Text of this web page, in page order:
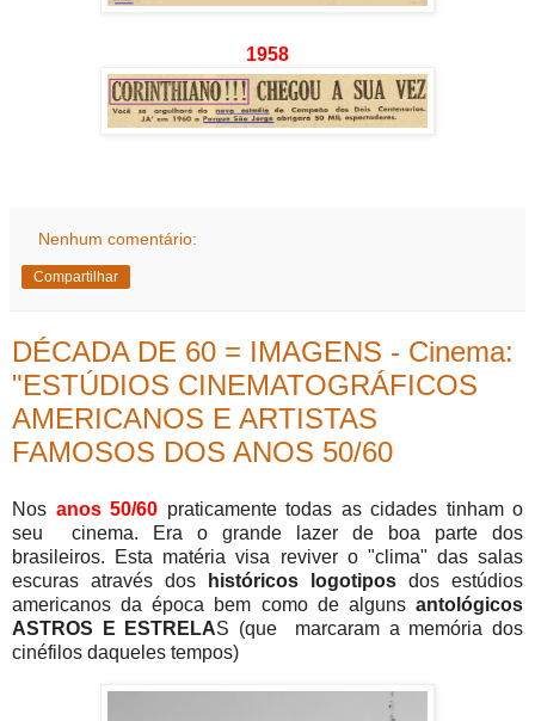
1958
Nenhum comentário:
Compartilhar
DÉCADA DE 60 = IMAGENS - Cinema:
"ESTÚDIOS CINEMATOGRÁFICOS
AMERICANOS E ARTISTAS
FAMOSOS DOS ANOS 50/60
Nos anos 50/60 praticamente todas as cidades tinham o
seu cinema. Era o grande lazer de boa parte dos
brasileiros. Esta matéria visa reviver o "clima" das salas
escuras através dos
históricos logotipos dos estúdios
americanos da época bem como de alguns antológicos
ASTROS E ESTRELAS (que marcaram a memória dos
cinéfilos daqueles tempos)